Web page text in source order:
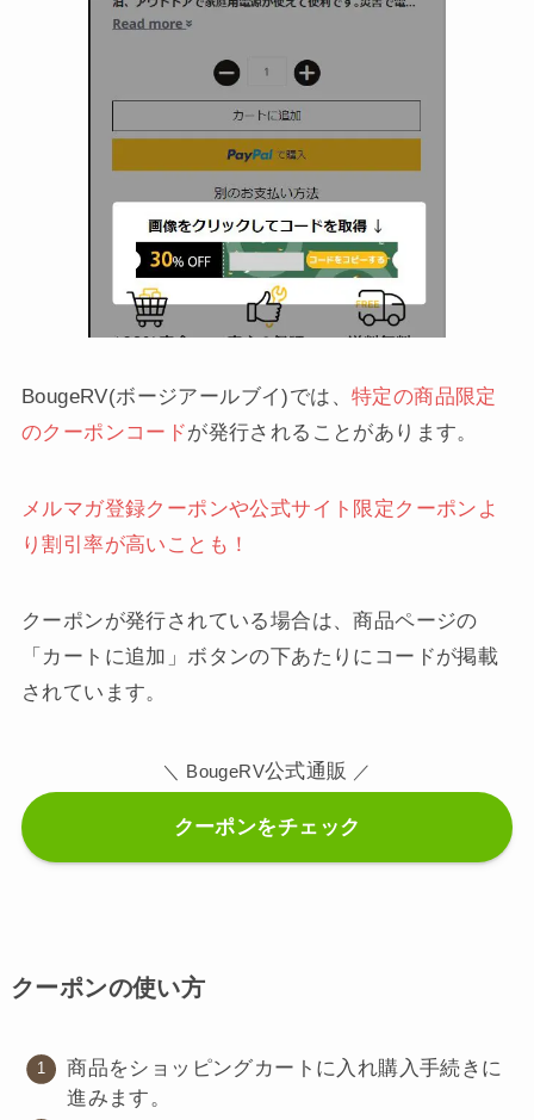
BougeRV(ボージアールブイ)では、 特定の商品限定
のクーポンコードが発行されることがあります。
メルマガ登録クーポンや公式サイト限定クーポンよ
り割引率が高いことも！
クーポンが発行されている場合は、商品ページの
「カートに追加」ボタンの下あたりにコードが掲載
されています。
＼ BougeRV公式通販 ／
クーポンをチェック
クーポンの使い方
商品をショッピングカートに入れ購入手続きに
進みます。